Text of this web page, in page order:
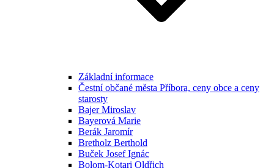
Základní informace
Čestní občané města Příbora, ceny obce a ceny
starosty
Bajer Miroslav
Bayerová Marie
Berák Jaromír
Bretholz Berthold
Buček Josef Ignác
Bolom-Kotari Oldřich